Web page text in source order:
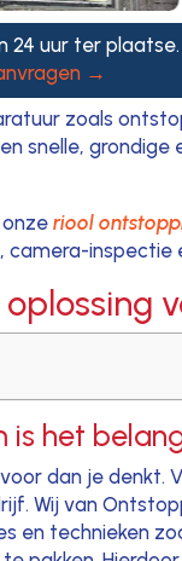
24 uur ter
→
zoals
snelle,
onzeriool
inspectie
is het
dan je
Wij van
technieken